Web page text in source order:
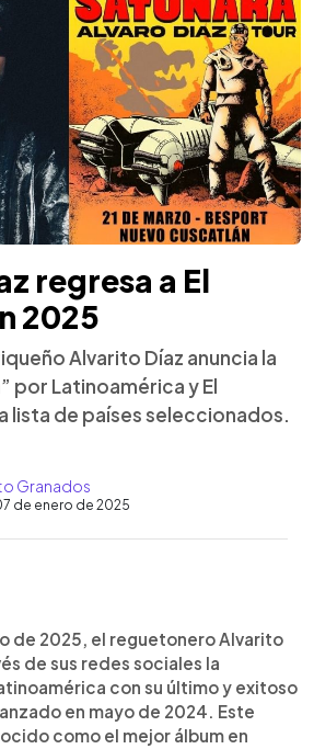
regresa a El
2025
Alvarito Díaz anuncia la
por Latinoamérica y El
lista de países seleccionados.
Granados
de enero de 2025
de 2025, el reguetonero Alvarito
de sus redes sociales la
con su último y exitoso
en mayo de 2024. Este
como el mejor álbum en